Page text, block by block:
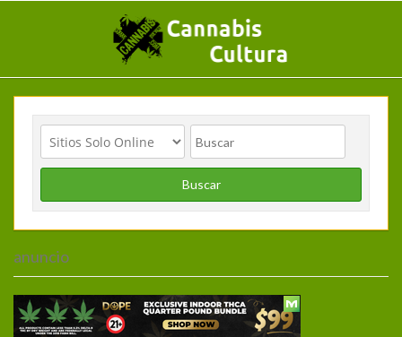
Buscar
anuncio
Inicio>Sitios Solo Online > nuevas genéticas.